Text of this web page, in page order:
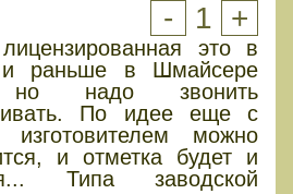
- 1 +
это в
раньше в Шмайсере
надо звонить
По идее еще с
изготовителем можно
и отметка будет и
Типа заводской